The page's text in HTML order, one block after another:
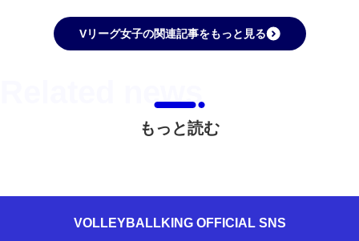
Vリーグ女子の関連記事をもっと見る
もっと読む
VOLLEYBALLKING OFFICIAL SNS